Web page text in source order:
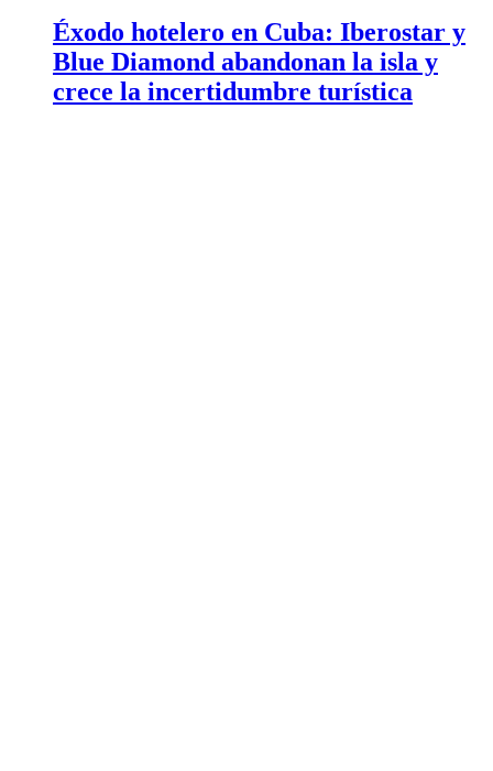
Éxodo hotelero en Cuba: Iberostar y
Blue Diamond abandonan la isla y
crece la incertidumbre turística